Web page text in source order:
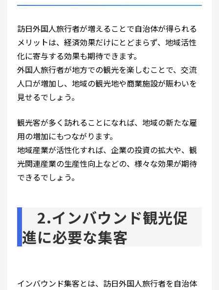
訪日外国人旅行者が増えることで自治体が得られる
メリットは、経済効果だけにとどまらず、地域活性
化に寄与する効果も期待できます。
外国人旅行者が地方での観光を楽しむことで、交流
人口が増加し、地域の観光地や商業施設が賑わいを
見せるでしょう。
観光客が多く訪れることになれば、地域の新たな雇
用の増加にもつながります。
地域産業が活性化すれば、企業の投資の拡大や、観
光関連産業の生産性向上などの、様々な効果が期待
できるでしょう。
2.インバウンド観光促
進に必要な集客
インバウンド集客とは、訪日外国人旅行者を自治体